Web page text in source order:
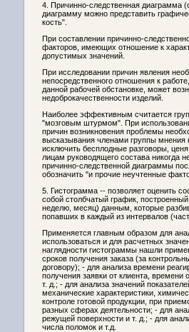
4. Причинно-следственная диаграмма
диаграмму можно представить
кость".
При составлении причинно-
факторов, имеющих отношение к
допустимых значений.
При исследовании причин явления
непосредственного отношения к
данной рабочей обстановке, может
недоброкачественности изделий.
Наиболее эффективным считается
"мозговым штурмом". При
причин возникновения проблемы
высказывания членами группы мнения
исключить бесплодные разговоры,
лицам руководящего состава никогда
причинно-следственной диаграммы
обозначить "и прочие неучтенные
5. Гистограмма -- позволяет оценить
собой столбчатый график,
неделю, месяц) данным, которые
попавших в каждый из интервалов
Применяется главным образом для
использоваться и для расчетных
наглядности гистограммы нашли
сроков получения заказа (за
договору); - для анализа времени
получения заявки от клиента,
т. д.; - для анализа значений
механические характеристики,
контроле готовой продукции, при
разных сферах деятельности; - для
режущей поверхности и т. д.; - для
числа поломок и т.д.